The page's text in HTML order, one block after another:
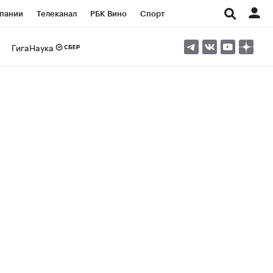
Телеканал РБК Вино Спорт
ГигаНаука